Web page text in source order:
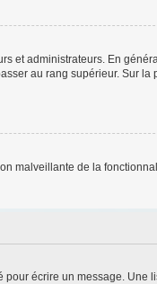
et administrateurs. En
au rang supérieur. Sur la
malveillante de la
pour écrire un message. Une